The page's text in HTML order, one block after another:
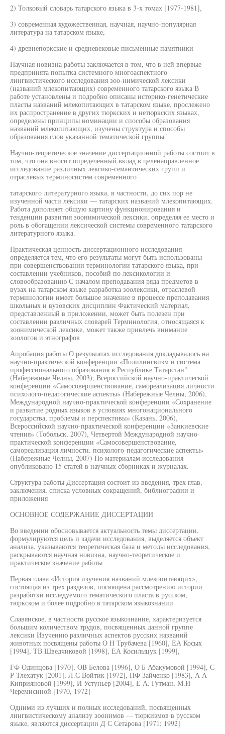
2) Толковый словарь татарского языка в 3-х томах [1977-1981],
3) современная художественная, научная, научно-популярная
литература на татарском языке,
4) древнепоркские и средневековые письменные памятники
Научная новизна работы заключается в том, что в ней впервые
предпринята попытка системного многоаспектного
лингвистического исследования зоо-нимической лексики
(названий млекопитающих) современного татарского языка В
работе установлены и подробно описаны историко-генетические
пласты названий млекопитающих в татарском языке, прослежено
их распространение в других тюркских и нетюркских языках,
определены принципы номинации и способы образования
названий млекопитающих, изучены структура и способы
образования слов указанной тематической группы '
Научно-теоретическое значение диссертационной работы состоит в
том, что она вносит определенный вклад в целенаправленное
исследование различных лексико-семантических групп и
отраслевых терминосистем современного
татарского литературного языка, в частности, до сих пор не
изученной части лексики — татарских названий млекопитающих.
Работа дополняет общую картину функционирования и
тенденции развития зоонимической лексики, определяя ее место и
роль в обогащении лексической системы современного татарского
литературного языка.
Практическая ценность диссертационного исследования
определяется тем, что его результаты могут быть использованы
при совершенствовании терминологии татарского языка, при
составлении учебников, пособий по лексикологии и
словообразованию С началом преподавания ряда предметов в
вузах на татарском языке разработка зоолексики, отраслевой
терминологии имеет большое значение в процессе преподавания
школьных и вузовских дисциплин Фактический материал,
представленный в приложении, может быть полезен при
составлении различных словарей Терминология, относящаяся к
зоонимической лексике, может также привлечь внимание
зоологов и этнографов
Апробация работы О результатах исследования докладывалось на
научно-практической конференции «Полилингвизм и система
профессионального образования в Республике Татарстан"
(Набережные Челны, 2003), Всероссийской научно-практической
конференции «Самосовершенствование, самореализация личности
психолого-педагогические аспекты» (Набережные Челны, 2006),
Международной научно-практической конференции «Сохранение
и развитие родных языков в условиях многонационального
государства, проблемы и перспективы» (Казань, 2006),
Всероссийской научно-практической конференции «Занкиевские
чтения» (Тобольск, 2007), Четвертой Международной научно-
практической конференции «Самосовершенствование,
самореализация личности. психолого-педагогические аспекты»
(Набережные Челны, 2007) По материалам исследования
опубликовано 15 статей в научных сборниках и журналах.
Структура работы Диссертация состоит из введения, трех глав,
заключения, списка условных сокращений, библиографии и
приложения
ОСНОВНОЕ СОДЕРЖАНИЕ ДИССЕРТАЦИИ
Во введении обосновывается актуальность темы диссертации,
формулируются цель и задачи исследования, выделяется объект
анализа, указываются теоретическая база и методы исследования,
раскрываются научная новизна, научно-теоретическое и
практическое значение работы
Первая глава «История изучения названий млекопитающих»,
состоящая из трех разделов, посвящена рассмотрению истории
разработки исследуемого тематического пласта в русском,
тюркском и более подробно в татарском языкознании
Славянское, в частности русское языкознание, характеризуется
большим количеством трудов, посвященных данной группе
лексики Изучению различных аспектов русских названий
животных посвящены работы О Н Трубачева [1960], ЕА Косых
[1994], ТВ Шведчиковой [1998], ЕА Косилыцук [1999],
ГФ Одинцова [1970], OB Белова [1996], О Б Абакумовой [1994], С
Р Тлехатук [2001], Л.С Войтик [1972], НФ Зайченко [1983], А А
Киприяновой [1999], И Устуньер [2004], Е А. Гутман, М.И
Черемисиной [1970, 1972]
Одними из лучших и полных исследований, посвященных
лингвистическому анализу зоонимов — тюркизмов в русском
языке, являются диссертации Д С Сетарова [1971; 1992]